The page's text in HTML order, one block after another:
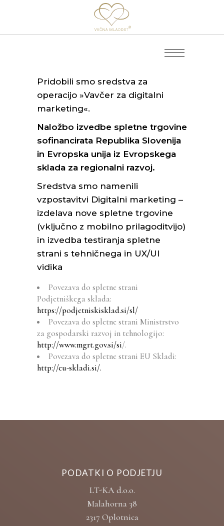
Pridobili smo sredstva za
operacijo »Vavčer za digitalni
marketing«.
Naložbo izvedbe spletne trgovine
sofinancirata Republika Slovenija
in Evropska unija iz Evropskega
sklada za regionalni razvoj.
Sredstva smo namenili
vzpostavitvi Digitalni marketing –
izdelava nove spletne trgovine
(vključno z mobilno prilagoditvijo)
in izvedba testiranja spletne
strani s tehničnega in UX/UI
vidika
Povezava do spletne strani
Podjetniškega sklada:
https://podjetniskisklad.si/sl/
Povezava do spletne strani Ministrstvo
za gospodarski razvoj in tehnologijo:
http://www.mgrt.gov.si/si/.
Povezava do spletne strani EU Skladi:
http://eu-skladi.si/.
PODATKI O PODJETJU
LT-KA d.o.o.
Malahorna 38
2317 Oplotnica